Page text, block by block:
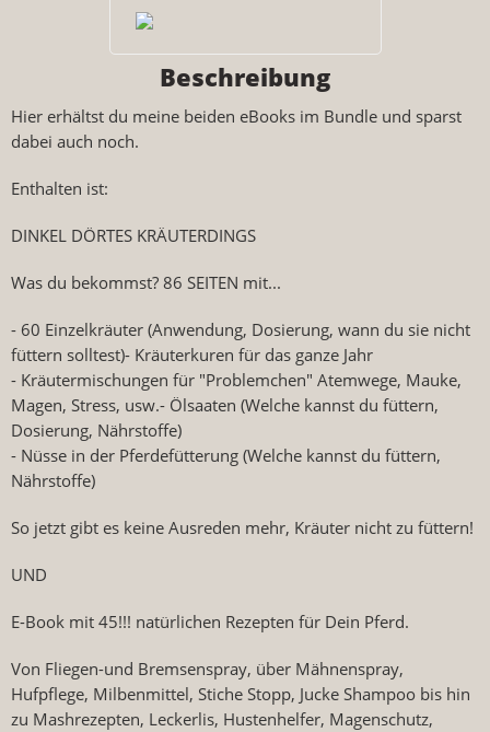
Beschreibung
Hier erhältst du meine beiden eBooks im Bundle und sparst
dabei auch noch.
Enthalten ist:
DINKEL DÖRTES KRÄUTERDINGS
Was du bekommst? 86 SEITEN mit...
- 60 Einzelkräuter (Anwendung, Dosierung, wann du sie nicht
füttern solltest)- Kräuterkuren für das ganze Jahr
- Kräutermischungen für "Problemchen" Atemwege, Mauke,
Magen, Stress, usw.- Ölsaaten (Welche kannst du füttern,
Dosierung, Nährstoffe)
- Nüsse in der Pferdefütterung (Welche kannst du füttern,
Nährstoffe)
So jetzt gibt es keine Ausreden mehr, Kräuter nicht zu füttern!
UND
E-Book mit 45!!! natürlichen Rezepten für Dein Pferd.
Von Fliegen-und Bremsenspray, über Mähnenspray,
Hufpflege, Milbenmittel, Stiche Stopp, Jucke Shampoo bis hin
zu Mashrezepten, Leckerlis, Hustenhelfer, Magenschutz,